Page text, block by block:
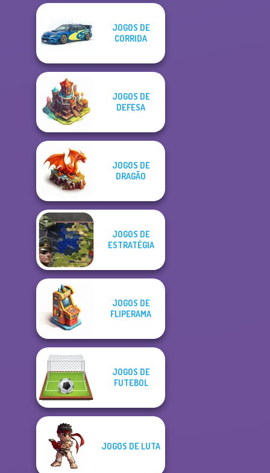
JOGOS DE
CORRIDA
JOGOS DE
DEFESA
JOGOS DE
DRAGÃO
JOGOS DE
ESTRATÉGIA
JOGOS DE
FLIPERAMA
JOGOS DE
FUTEBOL
JOGOS DE LUTA